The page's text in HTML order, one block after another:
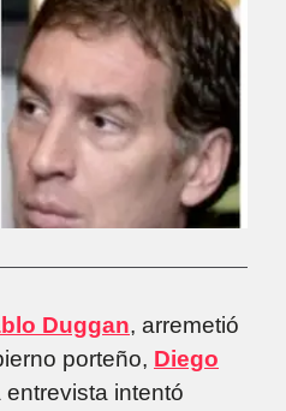
Duggan, arremetió
porteño, Diego
intentó